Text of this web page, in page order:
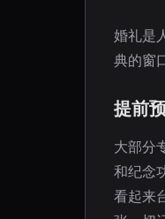
婚礼是
典的窗
提前
大部分
和纪念
看起来